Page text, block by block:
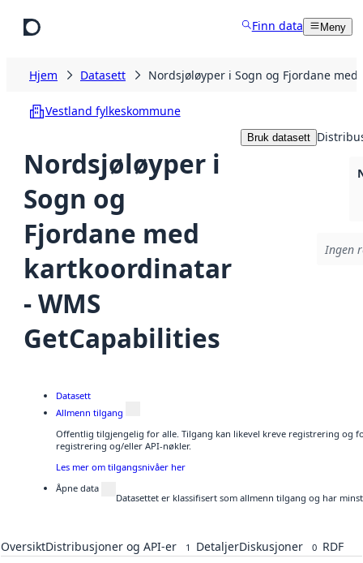
Finn data Meny
Hjem Datasett Nordsjøløyper i Sogn og Fjordane
Vestland fylkeskommune
Nordsjøløyper i
Sogn og
Fjordane med
kartkoordinatar
- WMS
GetCapabilities
Bruk datasett
Ingen
Datasett
Allmenn tilgang
Offentlig tilgjengelig for alle. Tilgang kan likevel kreve registrering og
registrering og/eller API-nøkler.
Les mer om tilgangsnivåer her
Åpne data
Datasettet er klassifisert som allmenn tilgang og har
OversiktDistribusjoner og API-er 1 DetaljerDiskusjoner 0 RDF